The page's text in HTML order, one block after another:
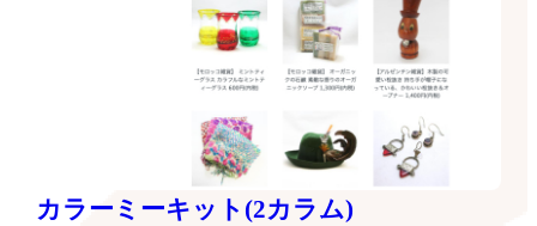
カラーミーキット(2カラム)